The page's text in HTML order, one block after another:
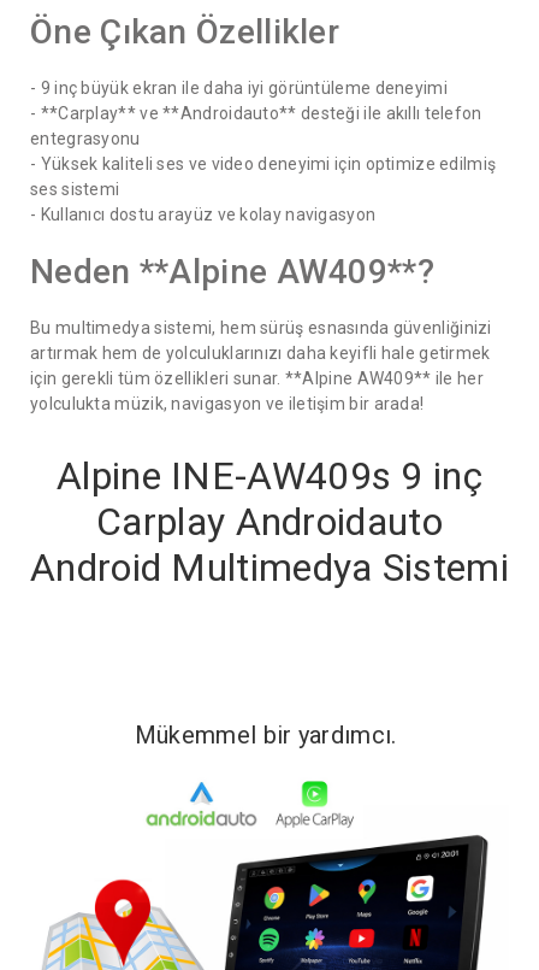
Öne Çıkan Özellikler
- 9 inç büyük ekran ile daha iyi görüntüleme deneyimi
- **Carplay** ve **Androidauto** desteği ile akıllı telefon
entegrasyonu
- Yüksek kaliteli ses ve video deneyimi için optimize edilmiş
ses sistemi
- Kullanıcı dostu arayüz ve kolay navigasyon
Neden **Alpine AW409**?
Bu multimedya sistemi, hem sürüş esnasında güvenliğinizi
artırmak hem de yolculuklarınızı daha keyifli hale getirmek
için gerekli tüm özellikleri sunar. **Alpine AW409** ile her
yolculukta müzik, navigasyon ve iletişim bir arada!
Alpine INE-AW409s 9 inç
Carplay Androidauto
Android Multimedya Sistemi
Mükemmel bir yardımcı.